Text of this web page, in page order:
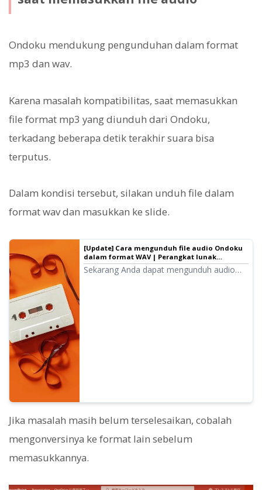
Ondoku mendukung pengunduhan dalam format
mp3 dan wav.
Karena masalah kompatibilitas, saat memasukkan
file format mp3 yang diunduh dari Ondoku,
terkadang beberapa detik terakhir suara bisa
terputus.
Dalam kondisi tersebut, silakan unduh file dalam
format wav dan masukkan ke slide.
[Update] Cara mengunduh file audio Ondoku
dalam format WAV | Perangkat lunak
pembaca teks Ondoku
Sekarang Anda dapat mengunduh audio
Jika masalah masih belum terselesaikan, cobalah
mengonversinya ke format lain sebelum
memasukkannya.